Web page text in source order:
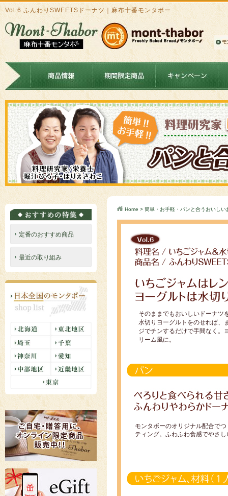
Vol.6 ふんわりSWEETSドーナツ｜麻布十番モンタボー
Home > 簡単・お手軽・パンと合うおいしい
そのままでもおいしいドーナツ
水切りヨーグルトをのせれば、
ジでチンするだけで手間なく。
リーム風に。
モンタボーのオリジナル配合で
ティング。ふわふわ食感でやさ
定番のおすすめ商品
最近の取り組み